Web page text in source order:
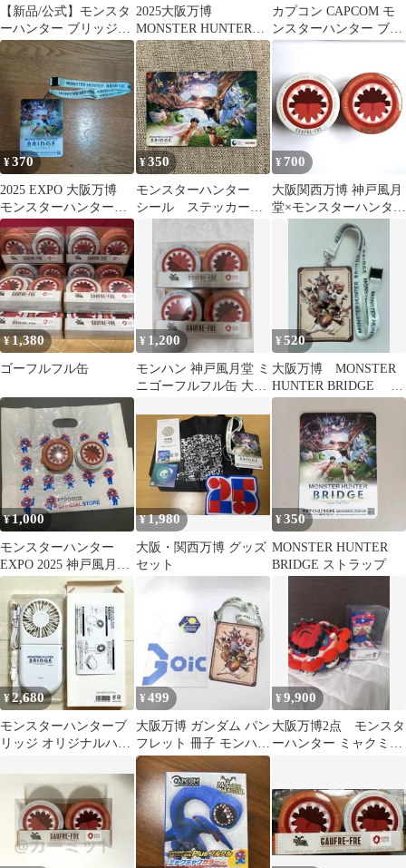
【新品/公式】モンスタ
ーハンター ブリッジ_
ウォールアート ミニ屏
風 公式グッズ colleize
2025大阪万博
MONSTER HUNTER
BRIDGE ネックストラ
ップ
カプコン CAPCOM モ
ンスターハンター ブリ
ッジ ウォールアート 扇
¥370
2025 EXPO 大阪万博
モンスターハンターブ
リッジ ストラップ カー
ド
¥350
モンスターハンター
シール ステッカー
¥ 700
大阪関西万博 神戸風月
堂×モンスターハンター
¥1,380
ゴーフルフル缶
¥ 1,200
モンハン 神戸風月堂 ミ
ニゴーフルフル缶 大阪
¥520
大阪万博 MONSTER
HUNTER BRIDGE ス
トラップ
¥1,000
モンスターハンター
EXPO 2025 神戸風月堂
空き缶
¥1,980
大阪・関西万博 グッズ
セット
¥350
MONSTER HUNTER
BRIDGE ストラップ
¥2,680
モンスターハンターブ
リッジ オリジナルハン
用 モンハン
¥499
大阪万博 ガンダム パン
フレット 冊子 モンハン
ストラップ パビリオン
¥9,900
大阪万博2点 モンスタ
ーハンター ミャクミャ